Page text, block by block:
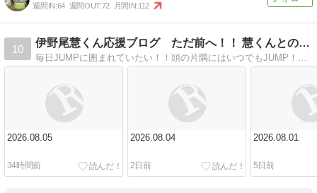
週間IN:64 週間OUT:72 月間IN:112
10
伊野尾慧くん応援ブログ ただ前へ！！ 慧くんとの幸せLife
2026.08.05
34時間前
2026.08.04
2日前
2026.08.01
5日前